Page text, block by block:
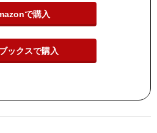
で購入
ックスで購入